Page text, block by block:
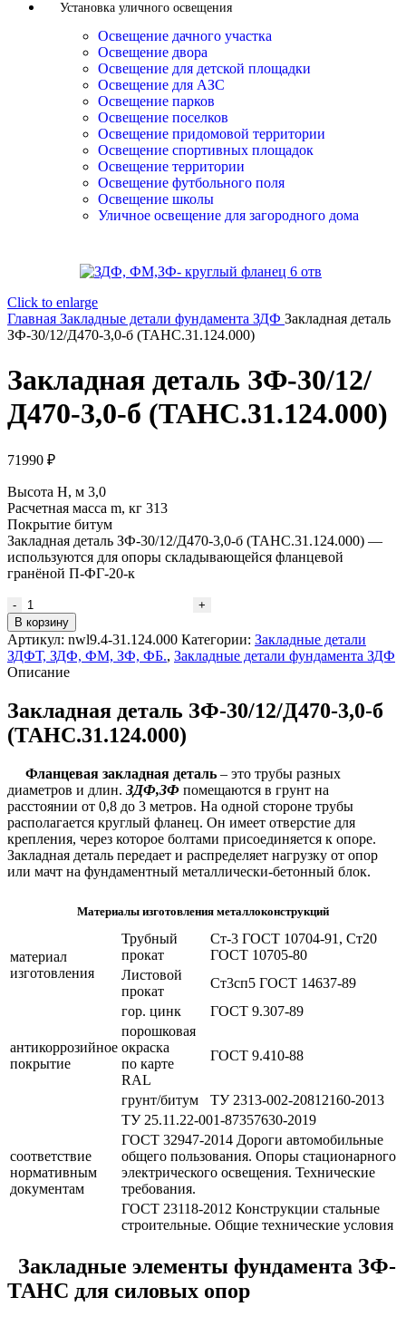
Установка уличного освещения
Освещение дачного участка
Освещение двора
Освещение для детской площадки
Освещение для АЗС
Освещение парков
Освещение поселков
Освещение придомовой территории
Освещение спортивных площадок
Освещение территории
Освещение футбольного поля
Освещение школы
Уличное освещение для загородного дома
Click to enlarge
Главная Закладные детали фундамента ЗДФ Закладная деталь
ЗФ-30/12/Д470-3,0-б (ТАНС.31.124.000)
Закладная деталь ЗФ-30/12/
Д470-3,0-б (ТАНС.31.124.000)
71990 ₽
Высота H, м 3,0
Расчетная масса m, кг 313
Покрытие битум
Закладная деталь ЗФ-30/12/Д470-3,0-б (ТАНС.31.124.000) —
используются для опоры складывающейся фланцевой
гранёной П-ФГ-20-к
В корзину
Артикул: nwl9.4-31.124.000 Категории: Закладные детали
ЗДФТ, ЗДФ, ФМ, ЗФ, ФБ., Закладные детали фундамента ЗДФ
Описание
Закладная деталь ЗФ-30/12/Д470-3,0-б
(ТАНС.31.124.000)
Фланцевая закладная деталь – это трубы разных
диаметров и длин. ЗДФ,ЗФ помещаются в грунт на
расстоянии от 0,8 до 3 метров. На одной стороне трубы
располагается круглый фланец. Он имеет отверстие для
крепления, через которое болтами присоединяется к опоре.
Закладная деталь передает и распределяет нагрузку от опор
или мачт на фундаментный металлически-бетонный блок.
Материалы изготовления металлоконструкций
материал
изготовления
Трубный
прокат
Ст-3 ГОСТ 10704-91, Ст20
ГОСТ 10705-80
Листовой
прокат
Ст3сп5 ГОСТ 14637-89
антикоррозийное
покрытие
гор. цинк
ГОСТ 9.307-89
порошковая
окраска
по карте
RAL
ГОСТ 9.410-88
грунт/битум ТУ 2313-002-20812160-2013
соответствие
нормативным
документам
ТУ 25.11.22-001-87357630-2019
ГОСТ 32947-2014 Дороги автомобильные
общего пользования. Опоры стационарного
электрического освещения. Технические
требования.
ГОСТ 23118-2012 Конструкции стальные
строительные. Общие технические условия
Закладные элементы фундамента ЗФ-
ТАНС для силовых опор